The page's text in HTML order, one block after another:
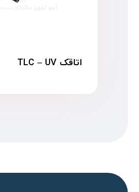
اتاقک TLC – UV